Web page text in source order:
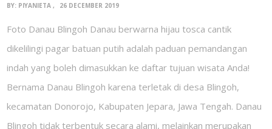
BY: PIYANIETA 26 DECEMBER 2019
Foto Danau Blingoh Danau berwarna hijau tosca cantik
dikelilingi pagar batuan putih adalah paduan pemandangan
indah yang boleh dimasukkan ke daftar tujuan wisata Anda!
Bernama Danau Blingoh karena terletak di desa Blingoh,
kecamatan Donorojo, Kabupaten Jepara, Jawa Tengah. Danau
Blingoh tidak terbentuk secara alami, melainkan merupakan